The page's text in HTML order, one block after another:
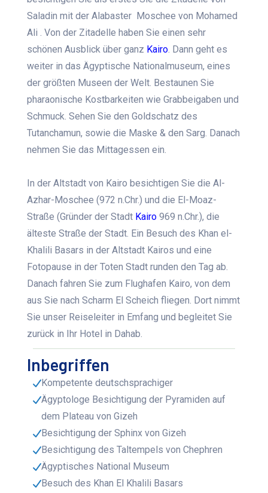
Saladin mit der Alabaster Moschee von Mohamed
Ali . Von der Zitadelle haben Sie einen sehr
schönen Ausblick über ganz Kairo . Dann geht es
weiter in das Ägyptische Nationalmuseum, eines
der größten Museen der Welt. Bestaunen Sie
pharaonische Kostbarkeiten wie Grabbeigaben und
Schmuck. Sehen Sie den Goldschatz des
Tutanchamun, sowie die Maske & den Sarg. Danach
nehmen Sie das Mittagessen ein.
In der Altstadt von Kairo besichtigen Sie die Al-
Azhar-Moschee (972 n.Chr.) und die El-Moaz-
Straße (Gründer der Stadt Kairo 969 n.Chr.), die
älteste Straße der Stadt. Ein Besuch des Khan el-
Khalili Basars in der Altstadt Kairos und eine
Fotopause in der Toten Stadt runden den Tag ab.
Danach fahren Sie zum Flughafen Kairo, von dem
aus Sie nach Scharm El Scheich fliegen. Dort nimmt
Sie unser Reiseleiter in Emfang und begleitet Sie
zurück in Ihr Hotel in Dahab.
Inbegriffen
Kompetente deutschsprachiger
Ägyptologe Besichtigung der Pyramiden auf
dem Plateau von Gizeh
Besichtigung der Sphinx von Gizeh
Besichtigung des Taltempels von Chephren
Ägyptisches National Museum
Besuch des Khan El Khalili Basars